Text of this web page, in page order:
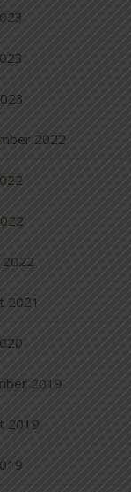
2022
2022
2021
2019
2019